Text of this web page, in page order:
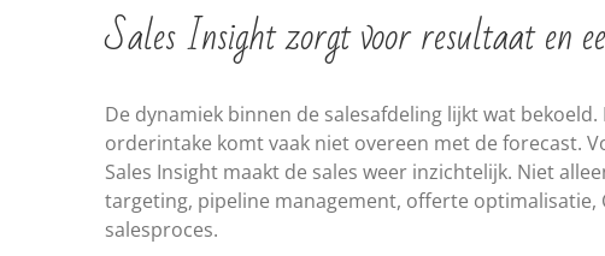
Sales Insight zorgt voor resultaat en
De dynamiek binnen de salesafdeling lijkt wat
orderintake komt vaak niet overeen met de forecast.
Sales Insight maakt de sales weer inzichtelijk. Niet
targeting, pipeline management, offerte optimalisatie,
salesproces.